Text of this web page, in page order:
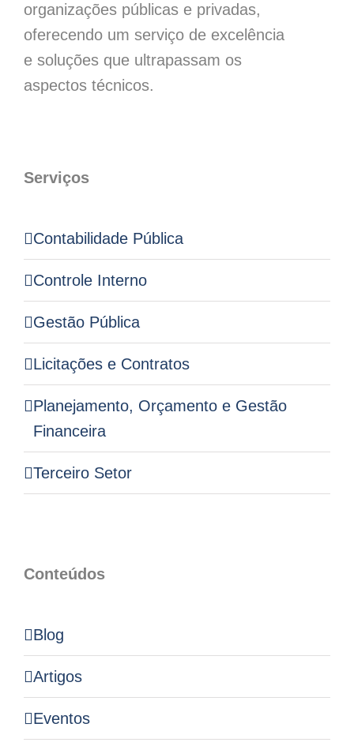
organizações públicas e privadas,
oferecendo um serviço de excelência
e soluções que ultrapassam os
aspectos técnicos.
Serviços
Contabilidade Pública
Controle Interno
Gestão Pública
Licitações e Contratos
Planejamento, Orçamento e Gestão
Financeira
Terceiro Setor
Conteúdos
Blog
Artigos
Eventos